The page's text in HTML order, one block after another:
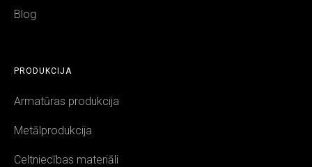
Blog
PRODUKCIJA
Armatūras produkcija
Metālprodukcija
Celtniecības materiāli